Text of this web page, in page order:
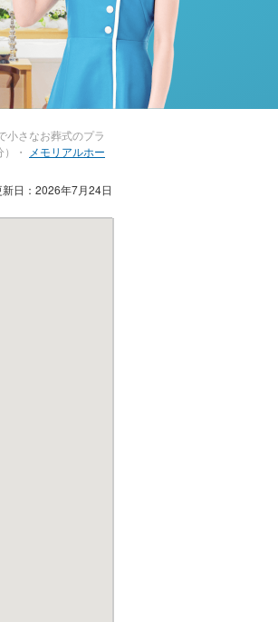
小さなお葬式のプラ
・
メモリアルホー
新日：2026年7月24日